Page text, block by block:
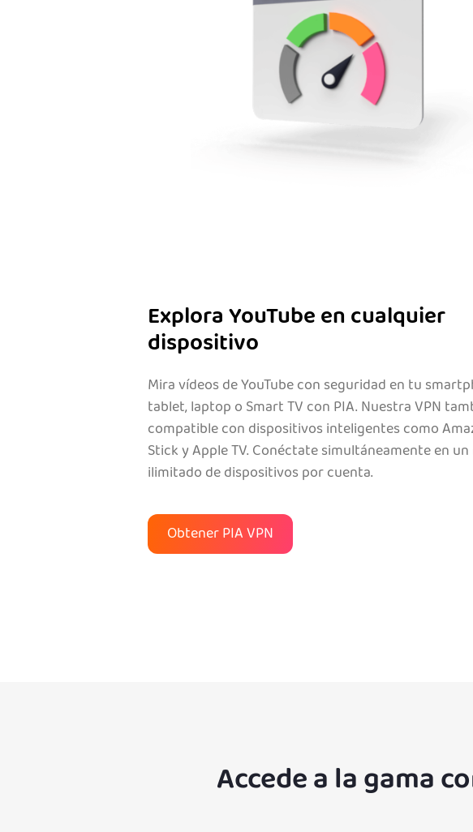
Explora YouTube en cualquier
dispositivo
Mira vídeos de YouTube con seguridad en tu
tablet, laptop o Smart TV con PIA. Nuestra VPN
compatible con dispositivos inteligentes como
Stick y Apple TV. Conéctate simultáneamente en
ilimitado de dispositivos por cuenta.
Obtener PIA VPN
Accede a la gama